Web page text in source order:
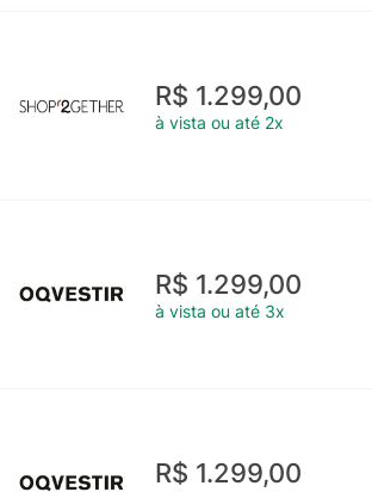
R$ 1.299,00
à vista ou até 2x
R$ 1.299,00
à vista ou até 3x
R$ 1.299,00